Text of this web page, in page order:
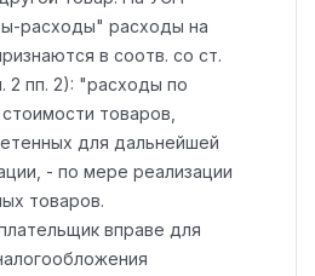
расходы" расходы на
в соотв. со ст.
2 пп. 2): "расходы по
товаров,
для дальнейшей
- по мере реализации
товаров.
вправе для